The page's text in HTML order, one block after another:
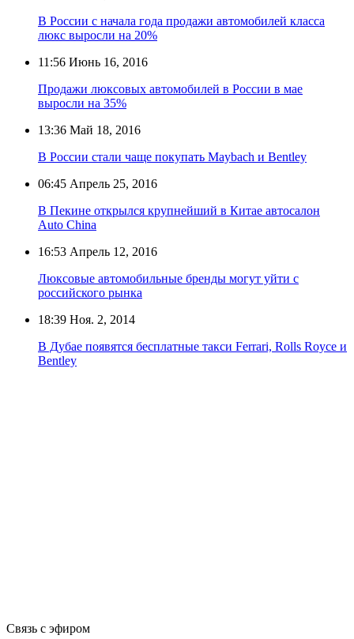
В России с начала года продажи автомобилей класса
люкс выросли на 20%
11:56 Июнь 16, 2016
Продажи люксовых автомобилей в России в мае
выросли на 35%
13:36 Май 18, 2016
В России стали чаще покупать Maybach и Bentley
06:45 Апрель 25, 2016
В Пекине открылся крупнейший в Китае автосалон
Auto China
16:53 Апрель 12, 2016
Люксовые автомобильные бренды могут уйти с
российского рынка
18:39 Ноя. 2, 2014
В Дубае появятся бесплатные такси Ferrari, Rolls Royce и
Bentley
Связь с эфиром